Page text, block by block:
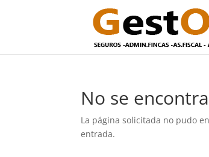
No se
La página solicitada no pudo
entrada.